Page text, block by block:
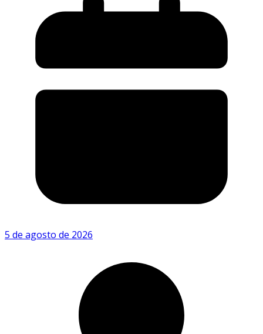
5 de agosto de 2026